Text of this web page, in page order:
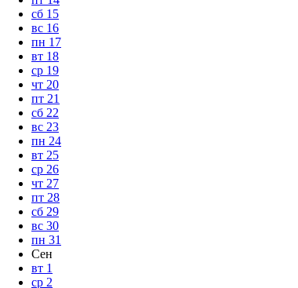
сб 15
вс 16
пн 17
вт 18
ср 19
чт 20
пт 21
сб 22
вс 23
пн 24
вт 25
ср 26
чт 27
пт 28
сб 29
вс 30
пн 31
Сен
вт 1
ср 2